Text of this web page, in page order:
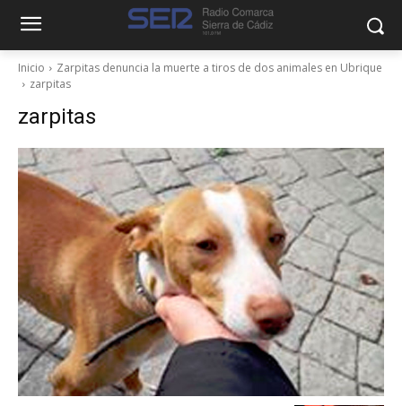
Inicio
Zarpitas denuncia la muerte a tiros de dos animales en Ubrique
zarpitas
zarpitas